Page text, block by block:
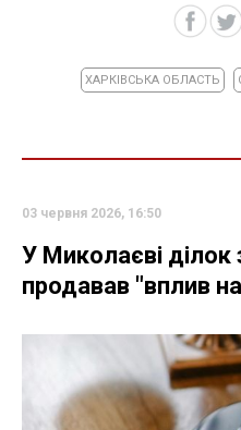
ХАРКІВСЬКА ОБЛАСТЬ
03 червня 2026, 16:50
У Миколаєві ділок
продавав "вплив